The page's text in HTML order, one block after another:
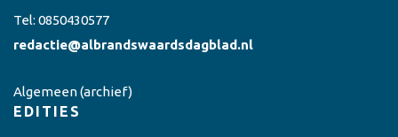
Tel: 0850430577
redactie@albrandswaardsdagblad.nl
Algemeen(archief)
EDITIES